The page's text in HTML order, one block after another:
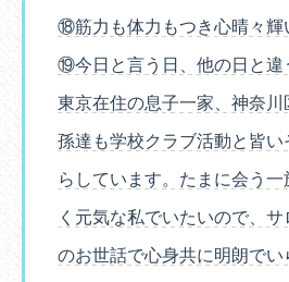
⑱筋力も体力もつき心晴々輝
⑲今日と言う日、他の日と違
東京在住の息子一家、神奈川
孫達も学校クラブ活動と皆い
らしています。たまに会う
く元気な私でいたいので、
のお世話で心身共に明朗で